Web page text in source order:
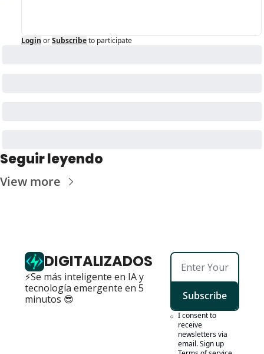
Login orSubscribeto participate
Seguir leyendo
View more
DIGITALIZADOS
⚡Se más inteligente en IA y
tecnología emergente en 5
minutos 😎
Subscribe
I consent to
receive
newsletters via
email. Sign up